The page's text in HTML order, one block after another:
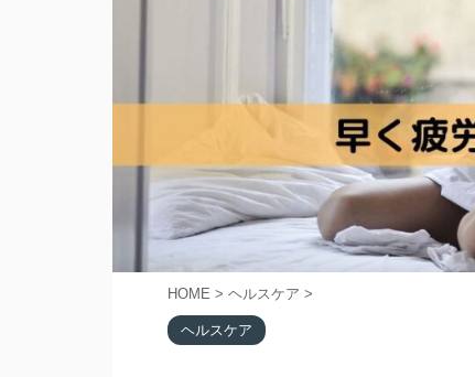
HOME > ヘルスケア >
ヘルスケア